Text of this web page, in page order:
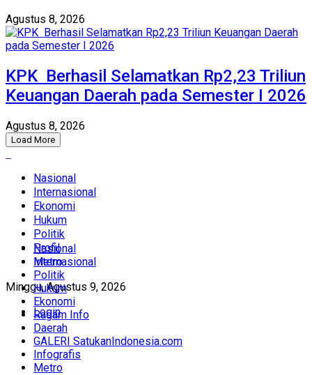
Agustus 8, 2026
KPK Berhasil Selamatkan Rp2,23 Triliun
Keuangan Daerah pada Semester I 2026
Agustus 8, 2026
Load More
Nasional
Internasional
Ekonomi
Hukum
Politik
Profil
Metro
Minggu, Agustus 9, 2026
Login
Nasional
Internasional
Politik
Hukum
Ekonomi
Ragam Info
Daerah
GALERI SatukanIndonesia.com
Infografis
Metro